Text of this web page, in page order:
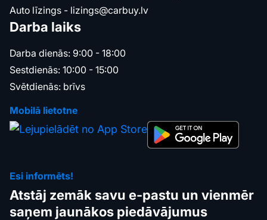
Auto līzings - lizings@carbuy.lv
Darba laiks
Darba dienās: 9:00 - 18:00
Sestdienās: 10:00 - 15:00
Svētdienās: brīvs
Mobilā lietotne
Esi informēts!
Atstāj zemāk savu e-pastu un vienmēr
saņem jaunākos piedāvājumus